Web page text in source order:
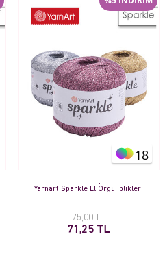
18
Yarnart Sparkle El Örgü İplikleri
75,00 TL
71,25 TL